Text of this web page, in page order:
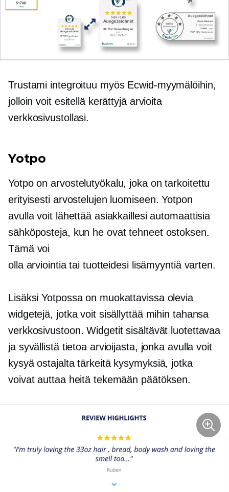
Trustami integroituu myös Ecwid-myymälöihin,
jolloin voit esitellä kerättyjä arvioita
verkkosivustollasi.
Yotpo
Yotpo on arvostelutyökalu, joka on tarkoitettu
erityisesti arvostelujen luomiseen. Yotpon
avulla voit lähettää asiakkaillesi automaattisia
sähköposteja, kun he ovat tehneet ostoksen.
Tämä voi
olla arviointia tai tuotteidesi lisämyyntiä varten.
Lisäksi Yotpossa on muokattavissa olevia
widgetejä, jotka voit sisällyttää mihin tahansa
verkkosivustoon. Widgetit sisältävät luotettavaa
ja syvällistä tietoa arvioijasta, jonka avulla voit
kysyä ostajalta tärkeitä kysymyksiä, jotka
voivat auttaa heitä tekemään päätöksen.